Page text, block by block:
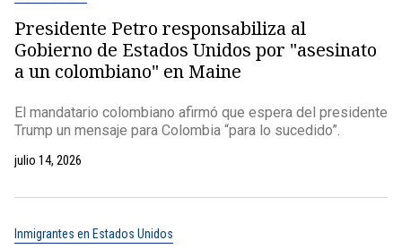
Presidente Petro responsabiliza al
Gobierno de Estados Unidos por "asesinato
a un colombiano" en Maine
El mandatario colombiano afirmó que espera del presidente
Trump un mensaje para Colombia “para lo sucedido”.
julio 14, 2026
Inmigrantes en Estados Unidos